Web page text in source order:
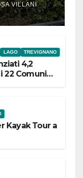
VILLANI
LAGO TREVIGNANO
4,2
22 Comuni
Kayak Tour a